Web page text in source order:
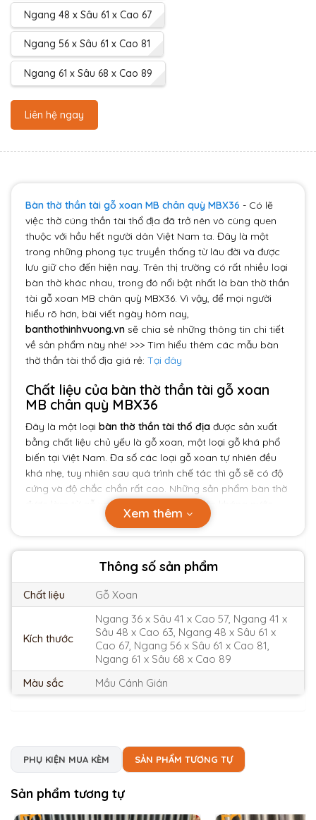
Ngang 48 x Sâu 61 x Cao 67
Ngang 56 x Sâu 61 x Cao 81
Ngang 61 x Sâu 68 x Cao 89
Liên hệ ngay
Thông số sản phẩm
Chất liệu Gỗ Xoan
Kích thước
Ngang 36 x Sâu 41 x Cao 57, Ngang 41 x
Sâu 48 x Cao 63, Ngang 48 x Sâu 61 x
Cao 67, Ngang 56 x Sâu 61 x Cao 81,
Ngang 61 x Sâu 68 x Cao 89
Màu sắc
Mầu Cánh Gián
Bàn thờ thần tài gỗ xoan MB chân quỳ MBX36 - Có lẽ
việc thờ cúng thần tài thổ địa đã trở nên vô cùng quen
thuộc với hầu hết người dân Việt Nam ta. Đây là một
trong những phong tục truyền thống từ lâu đời và được
lưu giữ cho đến hiện nay. Trên thị trường có rất nhiều loại
bàn thờ khác nhau, trong đó nổi bật nhất là bàn thờ thần
tài gỗ xoan MB chân quỳ MBX36. Vì vậy, để mọi người
hiểu rõ hơn, bài viết ngày hôm nay,
banthothinhvuong.vn sẽ chia sẻ những thông tin chi tiết
về sản phẩm này nhé! >>> Tìm hiểu thêm các mẫu bàn
thờ thần tài thổ địa giá rẻ: Tại đây
Chất liệu của bàn thờ thần tài gỗ xoan
MB chân quỳ MBX36
Đây là một loại bàn thờ thần tài thổ địa được sản xuất
bằng chất liệu chủ yếu là gỗ xoan, một loại gỗ khá phổ
biến tại Việt Nam. Đa số các loại gỗ xoan tự nhiên đều
khá nhẹ, tuy nhiên sau quá trình chế tác thì gỗ sẽ có độ
cứng và độ chắc chắn rất cao. Những sản phẩm bàn thờ
được làm từ gỗ xoan thường có khả nước kháng nước,
chống ẩm mốc và chịu nhiệt ở mức tương đối.
Bàn Thờ Thần Tài Gỗ Xoan MB Chân Quỳ Xoan
Xem thêm
PHỤ KIỆN MUA KÈM SẢN PHẨM TƯƠNG TỰ
Sản phẩm tương tự